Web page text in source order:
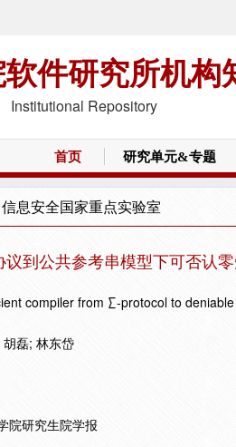
件研究所机构
Institutional Repository
首页 研究单元&专题
信息安全国家重点实验室
议到公共参考串模型下可否认
compiler from ∑-protocol to
磊; 林东岱
院研究生院学报